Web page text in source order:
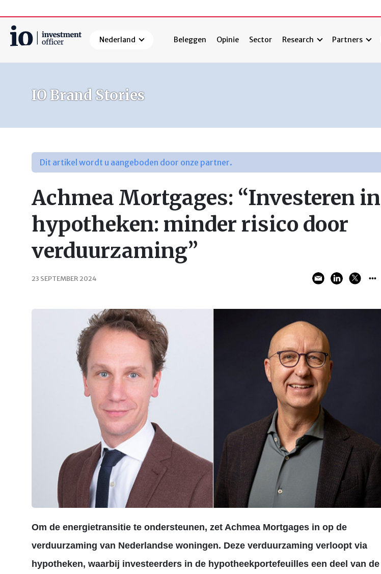
Nederland Beleggen Opinie Sector Research Partners
Zoeken
IO Brand Stories
Dit artikel wordt u aangeboden door onze partner.
Achmea Mortgages: “Investeren in
hypotheken: minder risico door
verduurzaming”
23 SEPTEMBER 2024
Om de energietransitie te ondersteunen, zet Achmea Mortgages in op de
verduurzaming van Nederlandse woningen. Deze verduurzaming verloopt via
hypotheken, waarbij investeerders in de hypotheekportefeuilles een deel van de